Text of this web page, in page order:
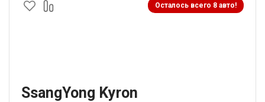
Осталось всего 8 авто!
SsangYong Kyron